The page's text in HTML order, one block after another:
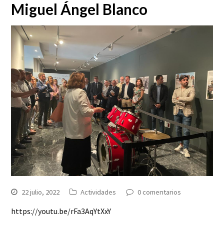
Miguel Ángel Blanco
22 julio, 2022 Actividades 0 comentarios
https://youtu.be/rFa3AqYtXxY